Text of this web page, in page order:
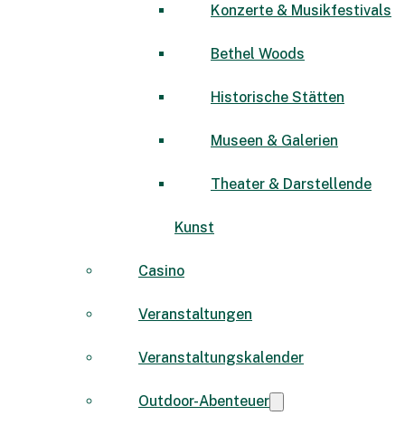
Konzerte & Musikfestivals
Bethel Woods
Historische Stätten
Museen & Galerien
Theater & Darstellende
Kunst
Casino
Veranstaltungen
Veranstaltungskalender
Outdoor-Abenteuer